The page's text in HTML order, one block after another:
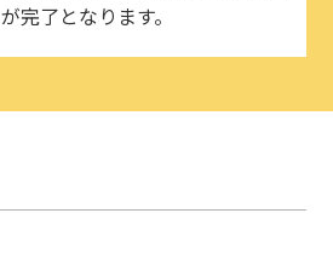
が完了となります。